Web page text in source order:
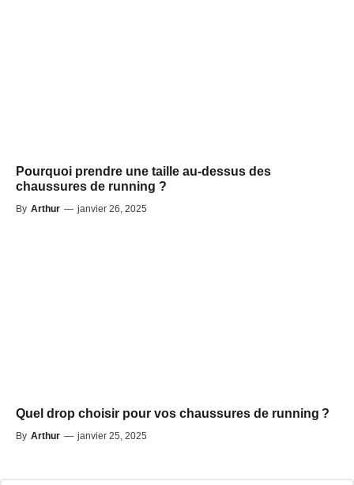
Pourquoi prendre une taille au-dessus des
chaussures de running ?
By Arthur — janvier 26, 2025
Quel drop choisir pour vos chaussures de running ?
By Arthur — janvier 25, 2025